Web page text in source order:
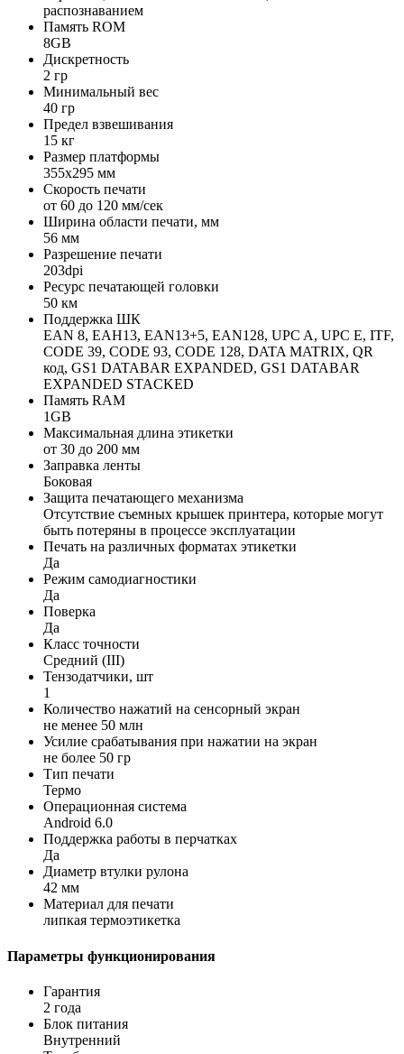
распознаванием
Память ROM
8GB
Дискретность
2 гр
Минимальный вес
40 гр
Предел взвешивания
15 кг
Размер платформы
355х295 мм
Скорость печати
от 60 до 120 мм/сек
Ширина области печати, мм
56 мм
Разрешение печати
203dpi
Ресурс печатающей головки
50 км
Поддержка ШК
EAN 8, EAH13, EAN13+5, EAN128, UPC A, UPC E, ITF,
CODE 39, CODE 93, CODE 128, DATA MATRIX, QR
код, GS1 DATABAR EXPANDED, GS1 DATABAR
EXPANDED STACKED
Память RAM
1GB
Максимальная длина этикетки
от 30 до 200 мм
Заправка ленты
Боковая
Защита печатающего механизма
Отсутствие съемных крышек принтера, которые могут
быть потеряны в процессе эксплуатации
Печать на различных форматах этикетки
Да
Режим самодиагностики
Да
Поверка
Да
Класс точности
Средний (III)
Тензодатчики, шт
1
Количество нажатий на сенсорный экран
не менее 50 млн
Усилие срабатывания при нажатии на экран
не более 50 гр
Тип печати
Термо
Операционная система
Android 6.0
Поддержка работы в перчатках
Да
Диаметр втулки рулона
42 мм
Материал для печати
липкая термоэтикетка
Параметры функционирования
Гарантия
2 года
Блок питания
Внутренний